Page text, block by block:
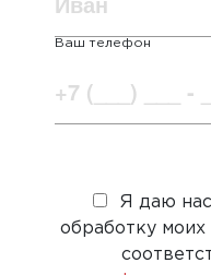
Ваш телефон
Я даю
обработку